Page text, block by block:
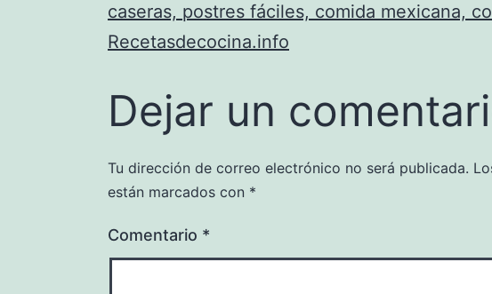
caseras, postres fáciles, comida mexicana,
Recetasdecocina.info
Dejar un
Tu dirección de correo electrónico no será publicada.
están marcados con *
Comentario *